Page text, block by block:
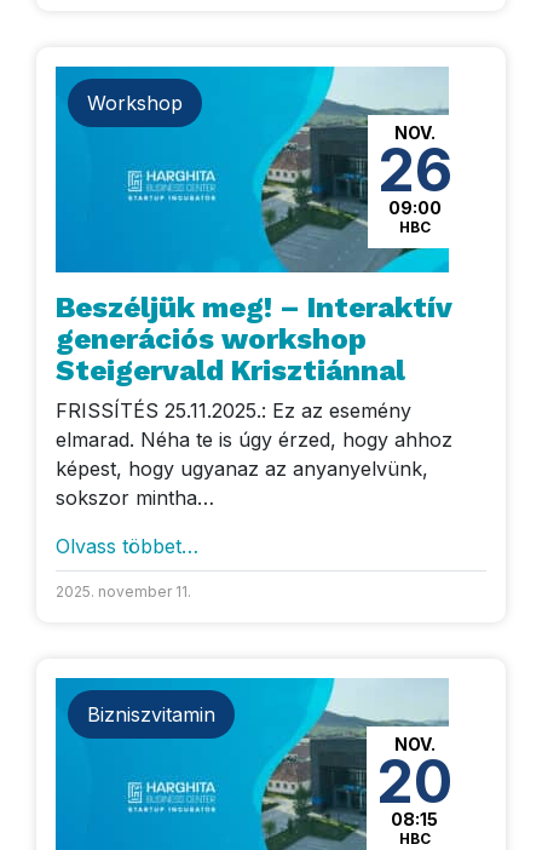
Workshop
NOV.
26
09:00
HBC
Beszéljük meg! – Interaktív
generációs workshop
Steigervald Krisztiánnal
FRISSÍTÉS 25.11.2025.: Ez az esemény
elmarad. Néha te is úgy érzed, hogy ahhoz
képest, hogy ugyanaz az anyanyelvünk,
sokszor mintha…
Olvass többet…
2025. november 11.
Bizniszvitamin
NOV.
20
08:15
HBC